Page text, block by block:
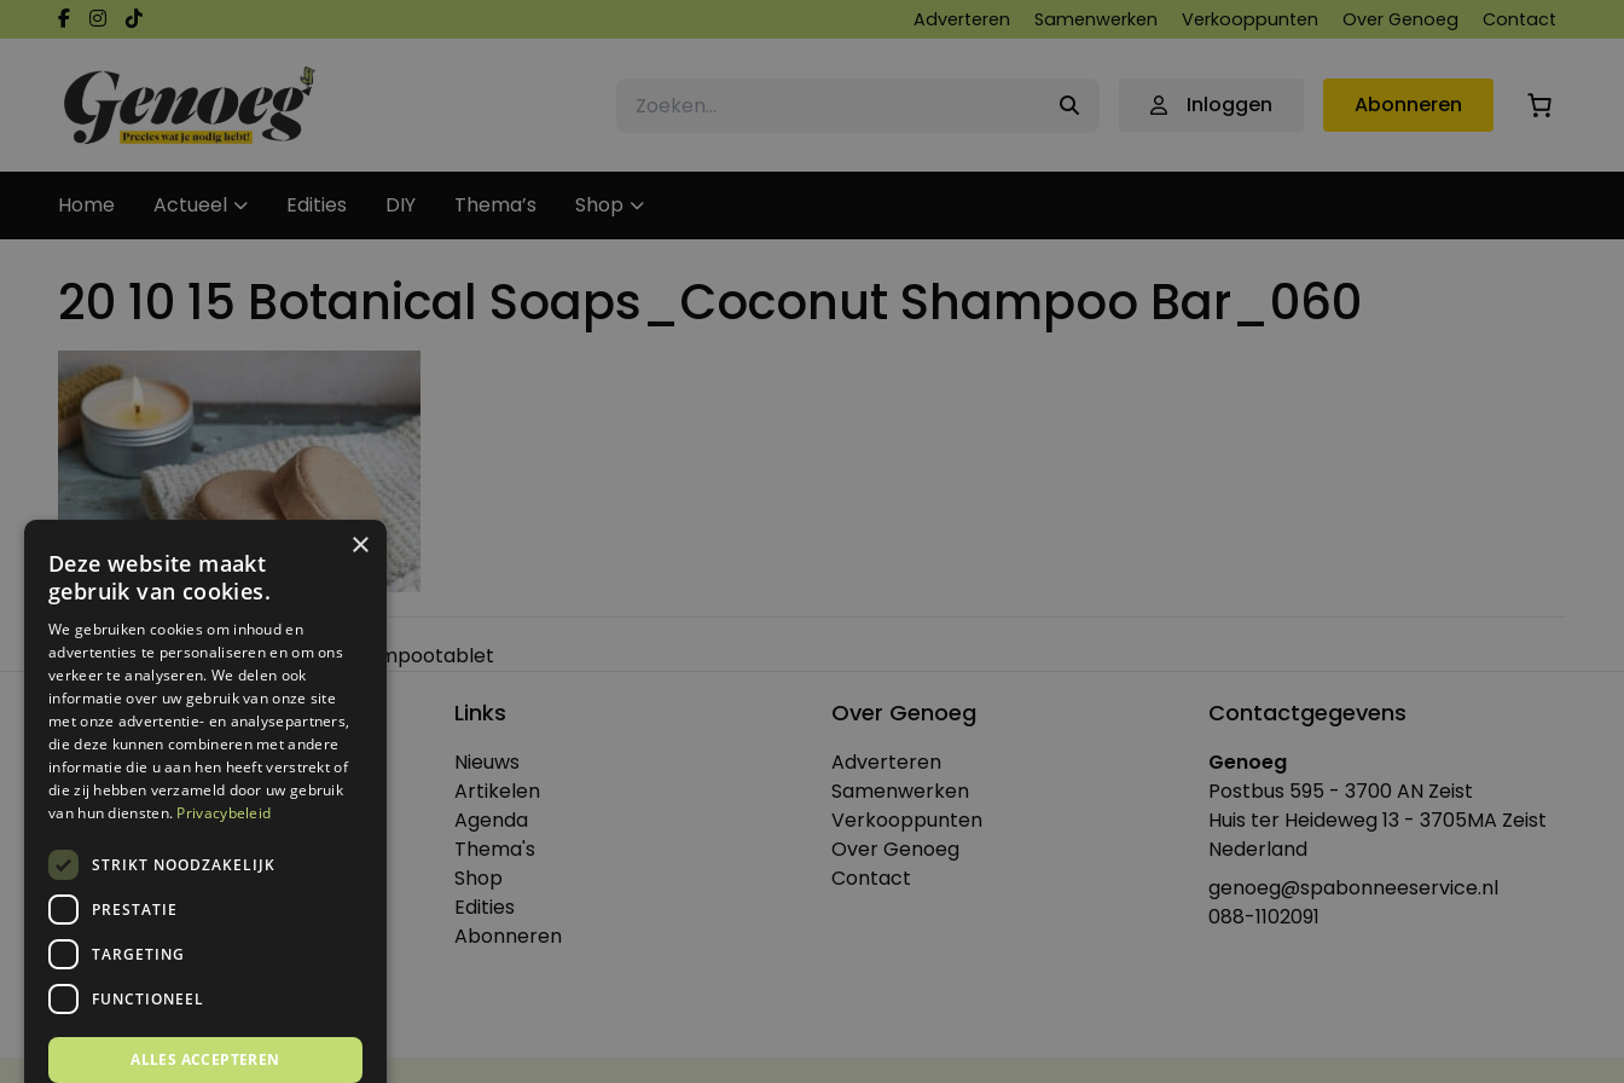
Adverteren Samenwerken Verkooppunten Over Genoeg Contact
Inloggen Abonneren
Home Actueel Edities DIY Thema’s Shop
20 10 15 Botanical Soaps_Coconut Shampoo Bar_060
Bericht
navigatie
Previous: DIY Kokos-geranium shampootablet
© 2026 Genoeg .
Alle rechten voorbehouden.
Dit is een uitgave van Virtùmedia
Links
Nieuws
Artikelen
Agenda
Thema's
Shop
Edities
Abonneren
Over Genoeg
Adverteren
Samenwerken
Verkooppunten
Over Genoeg
Contact
Contactgegevens
Genoeg
Postbus 595 - 3700 AN Zeist
Huis ter Heideweg 13 - 3705MA Zeist
Nederland
genoeg@spabonneeservice.nl
088-1102091
×
Deze website maakt
gebruik van cookies.
We gebruiken cookies om inhoud en
advertenties te personaliseren en om ons
verkeer te analyseren. We delen ook
informatie over uw gebruik van onze site
met onze advertentie- en analysepartners,
die deze kunnen combineren met andere
informatie die u aan hen heeft verstrekt of
die zij hebben verzameld door uw gebruik
van hun diensten. Privacybeleid
STRIKT NOODZAKELIJK
PRESTATIE
TARGETING
FUNCTIONEEL
ALLES ACCEPTEREN